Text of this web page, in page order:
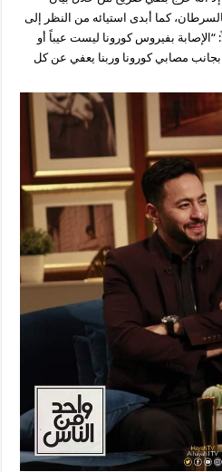
كما أبدى استيائه من النظر إلى
بفيروس كورونا ليست عيباً أو
مصابي كورونا وربنا يعفي عن كل